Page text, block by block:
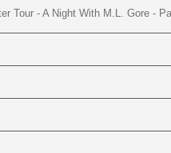
Tour - A Night With M.L. Gore -